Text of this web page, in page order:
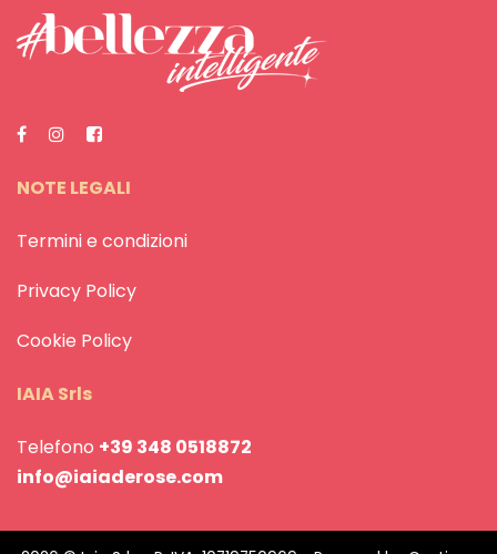
NOTE LEGALI
Termini e condizioni
Privacy Policy
Cookie Policy
IAIA Srls
Telefono +39 348 0518872
info@iaiaderose.com